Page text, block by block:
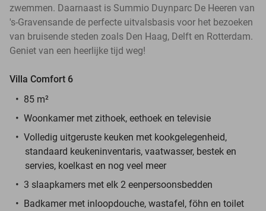
zwemmen. Daarnaast is Summio Duynparc De Heeren van
's-Gravensande de perfecte uitvalsbasis voor het bezoeken
van bruisende steden zoals Den Haag, Delft en Rotterdam.
Geniet van een heerlijke tijd weg!
Villa Comfort 6
85 m²
Woonkamer met zithoek, eethoek en televisie
Volledig uitgeruste keuken met kookgelegenheid,
standaard keukeninventaris, vaatwasser, bestek en
servies, koelkast en nog veel meer
3 slaapkamers met elk 2 eenpersoonsbedden
Badkamer met inloopdouche, wastafel, föhn en toilet